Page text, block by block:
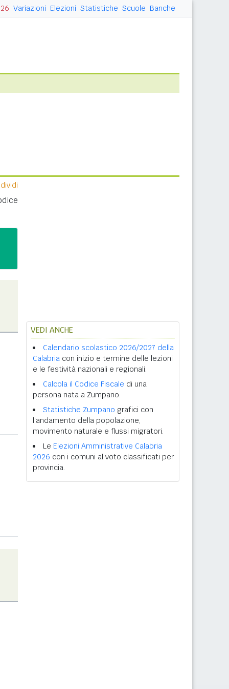
Variazioni Elezioni Statistiche Scuole Banche
VEDI ANCHE
Calendario scolastico 2026/2027 della
Calabria con inizio e termine delle lezioni
e le festività nazionali e regionali.
Calcola il Codice Fiscale di una
persona nata a Zumpano.
Statistiche Zumpano grafici con
l'andamento della popolazione,
movimento naturale e flussi migratori.
Le Elezioni Amministrative Calabria
2026 con i comuni al voto classificati per
provincia.